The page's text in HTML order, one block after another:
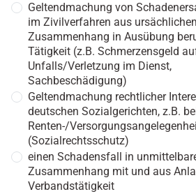
Geltendmachung von
im Zivilverfahren aus
Zusammenhang in Ausübung
Tätigkeit (z.B. Schmerzensgeld
Unfalls/Verletzung im Dienst,
Sachbeschädigung)
Geltendmachung rechtlicher
deutschen Sozialgerichten, z.B.
Renten-/
(Sozialrechtsschutz)
einen Schadensfall in
Zusammenhang mit und aus
Verbandstätigkeit